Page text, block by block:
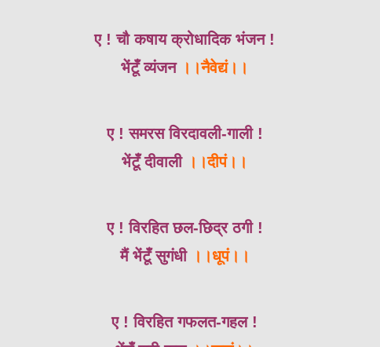
ए ! चौ कषाय क्रोधादिक भंजन !
भेंटूँ व्यंजन।।नैवेद्यं।।
ए ! समरस विरदावली-गाली !
भेंटूँ दीवाली ।।दीपं।।
ए ! विरहित छल-छिद्र ठगी !
मैं भेंटूँ सुगंधी ।।धूपं।।
ए ! विरहित गफलत-गहल !